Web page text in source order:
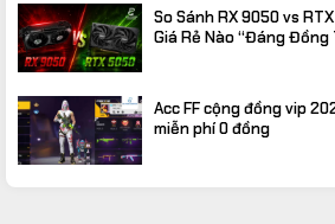
So Sánh RX 9050 vs
Giá Rẻ Nào “Đáng Đồng
Acc FF cộng đồng vip
miễn phí 0 đồng